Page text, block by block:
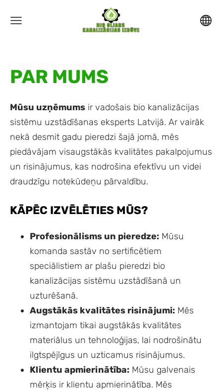
PAR MUMS
Mūsu uzņēmums ir vadošais bio kanalizācijas
sistēmu uzstādīšanas eksperts Latvijā. Ar vairāk
nekā desmit gadu pieredzi šajā jomā, mēs
piedāvājam visaugstākās kvalitātes pakalpojumus
un risinājumus, kas nodrošina efektīvu un videi
draudzīgu notekūdeņu pārvaldību.
KĀPĒC IZVĒLĒTIES MŪS?
Profesionālisms un pieredze: Mūsu
komanda sastāv no sertificētiem
speciālistiem ar plašu pieredzi bio
kanalizācijas sistēmu uzstādīšanā un
uzturēšanā.
Augstākās kvalitātes risinājumi: Mēs
izmantojam tikai augstākās kvalitātes
materiālus un tehnoloģijas, lai nodrošinātu
ilgtspējīgus un uzticamus risinājumus.
Klientu apmierinātība: Mūsu galvenais
mērķis ir klientu apmierinātība. Mēs